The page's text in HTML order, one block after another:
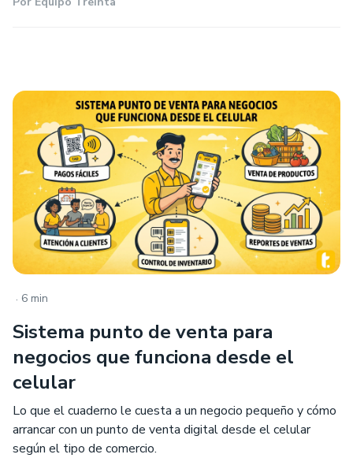
. 6 min
Sistema punto de venta para
negocios que funciona desde el
celular
Lo que el cuaderno le cuesta a un negocio pequeño y cómo
arrancar con un punto de venta digital desde el celular
según el tipo de comercio.